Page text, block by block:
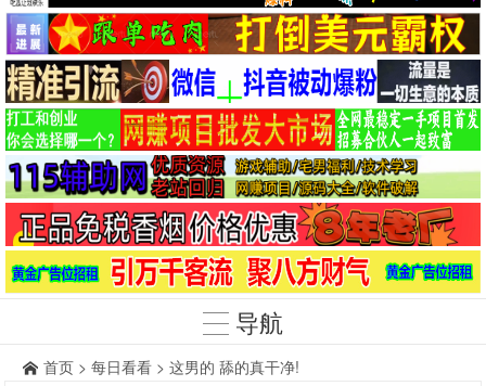
导航
首页 > 每日看看 > 这男的 舔的真干净!